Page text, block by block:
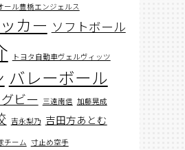
ール豊橋エンジェルス
カー ソフトボール
トヨタ自動車ヴェルヴィッツ
バレーボール
ビー 三遠南信 加藤晃成
吉永梨乃 吉田方あとむ
チーム 寸止め空手